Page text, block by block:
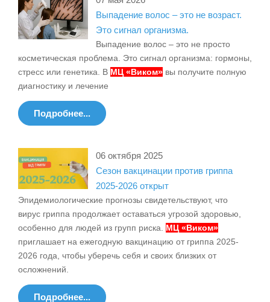
Выпадение волос – это не возраст.
Это сигнал организма.
Выпадение волос – это не просто
косметическая проблема. Это сигнал организма: гормоны,
стресс или генетика. В МЦ «Виком» вы получите полную
диагностику и лечение
Подробнее...
06 октября 2025
Сезон вакцинации против гриппа
2025-2026 открыт
Эпидемиологические прогнозы свидетельствуют, что
вирус гриппа продолжает оставаться угрозой здоровью,
особенно для людей из групп риска. МЦ «Виком»
приглашает на ежегодную вакцинацию от гриппа 2025-
2026 года, чтобы уберечь себя и своих близких от
осложнений.
Подробнее...